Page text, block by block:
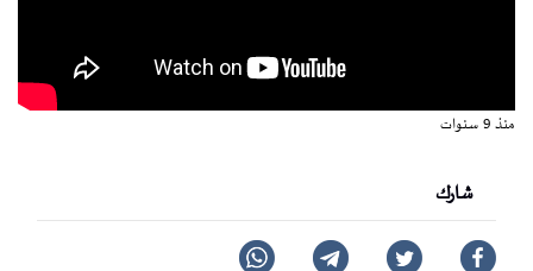
منذ 9 سنوات
شارك